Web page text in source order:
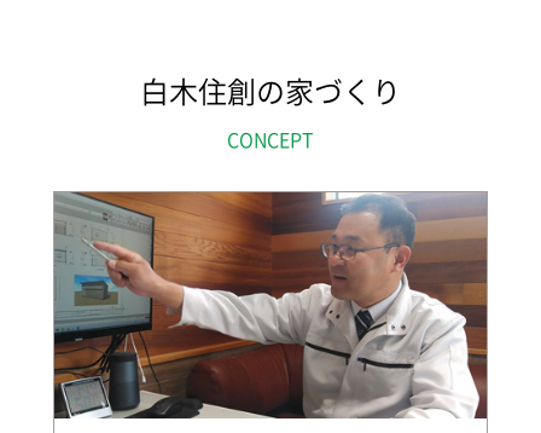
白木住創の家づくり
CONCEPT